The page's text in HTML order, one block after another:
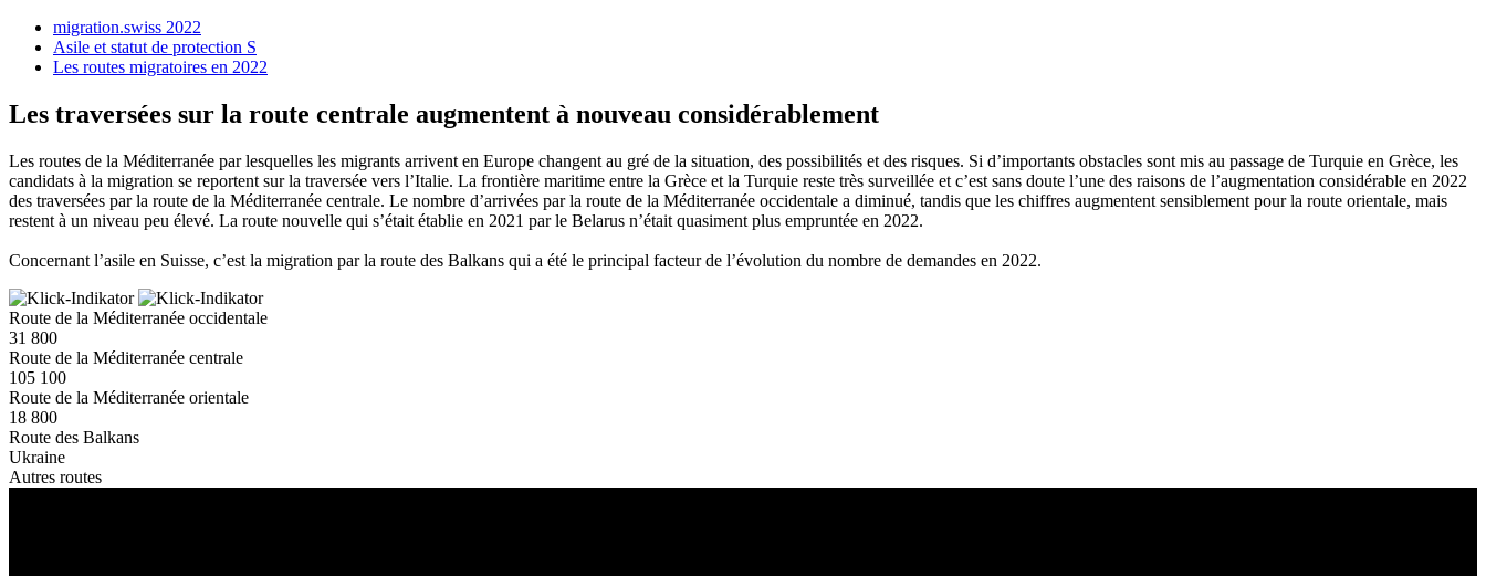
migration.swiss 2022
Asile et statut de protection S
Les routes migratoires en 2022
Les traversées sur la route centrale augmentent à nouveau considérablement
Les routes de la Méditerranée par lesquelles les migrants arrivent en Europe changent au gré de la situation, des possibilités et des risques. Si d’importants obstacles sont mis au passage de Turquie en Grèce, les
candidats à la migration se reportent sur la traversée vers l’Italie. La frontière maritime entre la Grèce et la Turquie reste très surveillée et c’est sans doute l’une des raisons de l’augmentation considérable en 2022
des traversées par la route de la Méditerranée centrale. Le nombre d’arrivées par la route de la Méditerranée occidentale a diminué, tandis que les chiffres augmentent sensiblement pour la route orientale, mais
restent à un niveau peu élevé. La route nouvelle qui s’était établie en 2021 par le Belarus n’était quasiment plus empruntée en 2022.
Concernant l’asile en Suisse, c’est la migration par la route des Balkans qui a été le principal facteur de l’évolution du nombre de demandes en 2022.
Route de la Méditerranée occidentale
31 800
Route de la Méditerranée centrale
105 100
Route de la Méditerranée orientale
18 800
Route des Balkans
Ukraine
Autres routes